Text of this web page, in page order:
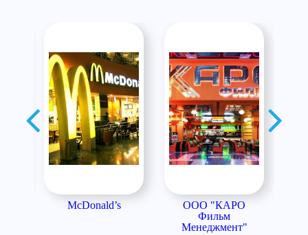
McDonald’s
ООО "КАРО
Фильм
Менеджмент"